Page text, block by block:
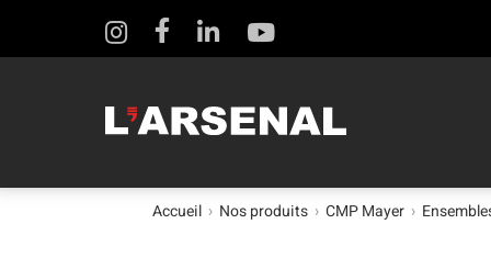
THIBAULT ET
THIBAULT ET
CENTRE DE SERVICES CAMIONS
CENTRE
Accueil › Nos produits › CMP Mayer ›